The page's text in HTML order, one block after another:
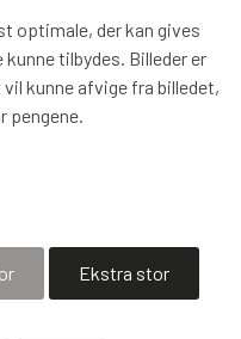
optimale, der kan gives
tilbydes. Billeder er
kunne afvige fra billedet,
pengene.
leveret minimum 30
kapellets personale
samt give evt. kort til
quick check,
Ekstra stor